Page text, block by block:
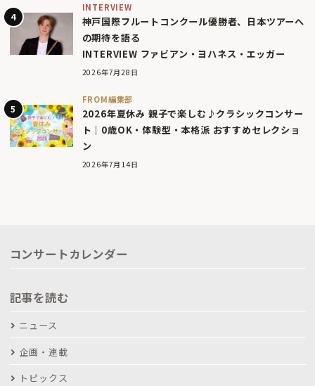
INTERVIEW
神戸国際フルートコンクール優勝者、日本ツアーへ
の期待を語る
INTERVIEW ファビアン・ヨハネス・エッガー
2026年7月28日
FROM編集部
2026年夏休み 親子で楽しむ♪クラシックコンサー
ト｜0歳OK・体験型・本格派 おすすめセレクショ
ン
2026年7月14日
コンサートカレンダー
記事を読む
ニュース
企画・連載
トピックス